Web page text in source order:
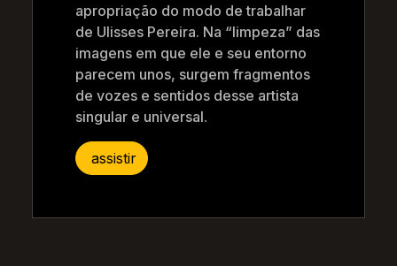
apropriação do modo de trabalhar
de Ulisses Pereira. Na “limpeza” das
imagens em que ele e seu entorno
parecem unos, surgem fragmentos
de vozes e sentidos desse artista
singular e universal.
assistir